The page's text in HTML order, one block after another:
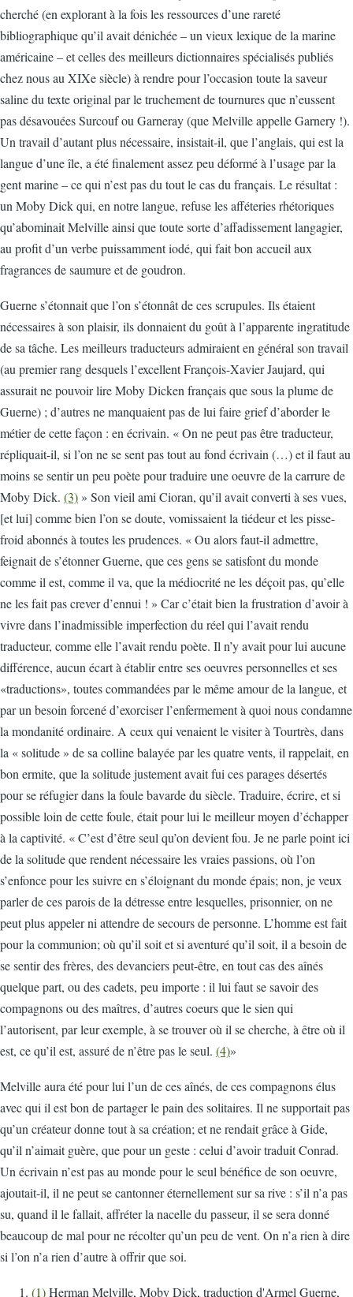
cherché (en explorant à la fois les ressources d’une rareté
bibliographique qu’il avait dénichée – un vieux lexique de la marine
américaine – et celles des meilleurs dictionnaires spécialisés publiés
chez nous au XIXe siècle) à rendre pour l’occasion toute la saveur
saline du texte original par le truchement de tournures que n’eussent
pas désavouées Surcouf ou Garneray (que Melville appelle Garnery !).
Un travail d’autant plus nécessaire, insistait-il, que l’anglais, qui est la
langue d’une île, a été finalement assez peu déformé à l’usage par la
gent marine – ce qui n’est pas du tout le cas du français. Le résultat :
un Moby Dick qui, en notre langue, refuse les afféteries rhétoriques
qu’abominait Melville ainsi que toute sorte d’affadissement langagier,
au profit d’un verbe puissamment iodé, qui fait bon accueil aux
fragrances de saumure et de goudron.
Guerne s’étonnait que l’on s’étonnât de ces scrupules. Ils étaient
nécessaires à son plaisir, ils donnaient du goût à l’apparente ingratitude
de sa tâche. Les meilleurs traducteurs admiraient en général son travail
(au premier rang desquels l’excellent François-Xavier Jaujard, qui
assurait ne pouvoir lire Moby Dicken français que sous la plume de
Guerne) ; d’autres ne manquaient pas de lui faire grief d’aborder le
métier de cette façon : en écrivain. « On ne peut pas être traducteur,
répliquait-il, si l’on ne se sent pas tout au fond écrivain (…) et il faut au
moins se sentir un peu poète pour traduire une oeuvre de la carrure de
Moby Dick. (3) » Son vieil ami Cioran, qu’il avait converti à ses vues,
[et lui] comme bien l’on se doute, vomissaient la tiédeur et les pisse-
froid abonnés à toutes les prudences. « Ou alors faut-il admettre,
feignait de s’étonner Guerne, que ces gens se satisfont du monde
comme il est, comme il va, que la médiocrité ne les déçoit pas, qu’elle
ne les fait pas crever d’ennui ! » Car c’était bien la frustration d’avoir à
vivre dans l’inadmissible imperfection du réel qui l’avait rendu
traducteur, comme elle l’avait rendu poète. Il n’y avait pour lui aucune
différence, aucun écart à établir entre ses oeuvres personnelles et ses
«traductions», toutes commandées par le même amour de la langue, et
par un besoin forcené d’exorciser l’enfermement à quoi nous condamne
la mondanité ordinaire. A ceux qui venaient le visiter à Tourtrès, dans
la « solitude » de sa colline balayée par les quatre vents, il rappelait, en
bon ermite, que la solitude justement avait fui ces parages désertés
pour se réfugier dans la foule bavarde du siècle. Traduire, écrire, et si
possible loin de cette foule, était pour lui le meilleur moyen d’échapper
à la captivité. « C’est d’être seul qu’on devient fou. Je ne parle point ici
de la solitude que rendent nécessaire les vraies passions, où l’on
s’enfonce pour les suivre en s’éloignant du monde épais; non, je veux
parler de ces parois de la détresse entre lesquelles, prisonnier, on ne
peut plus appeler ni attendre de secours de personne. L’homme est fait
pour la communion; où qu’il soit et si aventuré qu’il soit, il a besoin de
se sentir des frères, des devanciers peut-être, en tout cas des aînés
quelque part, ou des cadets, peu importe : il lui faut se savoir des
compagnons ou des maîtres, d’autres coeurs que le sien qui
l’autorisent, par leur exemple, à se trouver où il se cherche, à être où il
est, ce qu’il est, assuré de n’être pas le seul. (4)»
Melville aura été pour lui l’un de ces aînés, de ces compagnons élus
avec qui il est bon de partager le pain des solitaires. Il ne supportait pas
qu’un créateur donne tout à sa création; et ne rendait grâce à Gide,
qu’il n’aimait guère, que pour un geste : celui d’avoir traduit Conrad.
Un écrivain n’est pas au monde pour le seul bénéfice de son oeuvre,
ajoutait-il, il ne peut se cantonner éternellement sur sa rive : s’il n’a pas
su, quand il le fallait, affréter la nacelle du passeur, il se sera donné
beaucoup de mal pour ne récolter qu’un peu de vent. On n’a rien à dire
si l’on n’a rien d’autre à offrir que soi.
(1)Herman Melville, Moby Dick, traduction d'Armel Guerne,